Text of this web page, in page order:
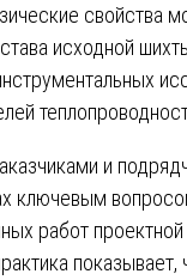
свойства
исходной
и
ключевым
работ
показывает,